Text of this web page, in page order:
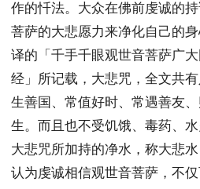
作的忏法。大众在佛前虔诚的
菩萨的大悲愿力来净化自己的
译的「千手千眼观世音菩萨广
经」所记载，大悲咒，全文共
生善国、常值好时、常遇善友
生。而且也不受饥饿、毒药、水
大悲咒所加持的净水，称大悲水
认为虔诚相信观世音菩萨，不